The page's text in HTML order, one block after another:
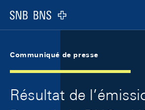
Logo
Communiqué de presse
Résultat de